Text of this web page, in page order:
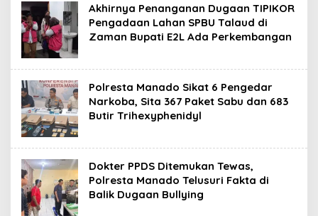
Akhirnya Penanganan Dugaan TIPIKOR
Pengadaan Lahan SPBU Talaud di
Zaman Bupati E2L Ada Perkembangan
Polresta Manado Sikat 6 Pengedar
Narkoba, Sita 367 Paket Sabu dan 683
Butir Trihexyphenidyl
Dokter PPDS Ditemukan Tewas,
Polresta Manado Telusuri Fakta di
Balik Dugaan Bullying